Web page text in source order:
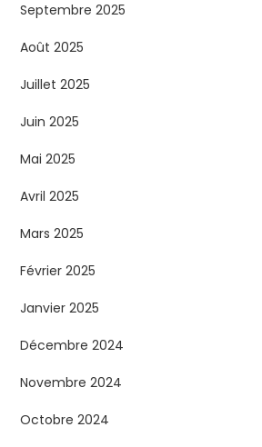
Septembre 2025
Août 2025
Juillet 2025
Juin 2025
Mai 2025
Avril 2025
Mars 2025
Février 2025
Janvier 2025
Décembre 2024
Novembre 2024
Octobre 2024